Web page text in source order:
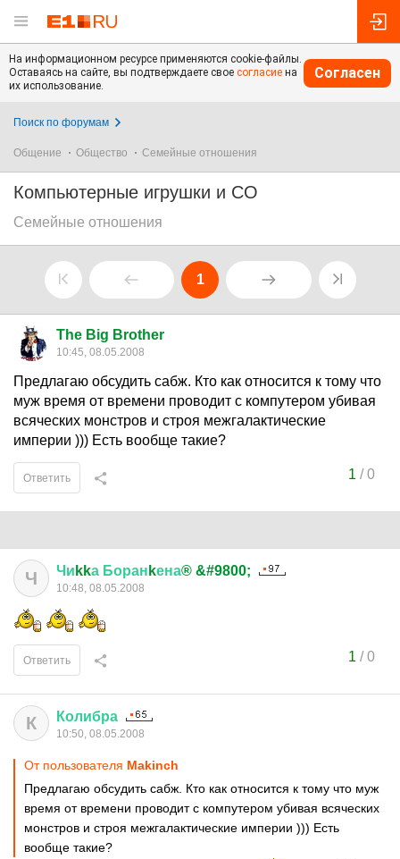
На информационном ресурсе применяются cookie-файлы.
Оставаясь на сайте, вы подтверждаете свое согласие на
их использование.
Согласен
Поиск по форумам
Общение Общество Семейные отношения
Компьютерные игрушки и СО
Семейные отношения
1
The Big Brother
10:45, 08.05.2008
Предлагаю обсудить сабж. Кто как относится к тому что
муж время от времени проводит с компутером убивая
всяческих монстров и строя межгалактические
империи ))) Есть вообще такие?
1 /0
Ответить
Ч Чи kkа Боран kена® &#9800;
10:48, 08.05.2008
1 /0
Ответить
К Колибра
10:50, 08.05.2008
От пользователя Makinch
Предлагаю обсудить сабж. Кто как относится к тому что муж
время от времени проводит с компутером убивая всяческих
монстров и строя межгалактические империи ))) Есть
вообще такие?